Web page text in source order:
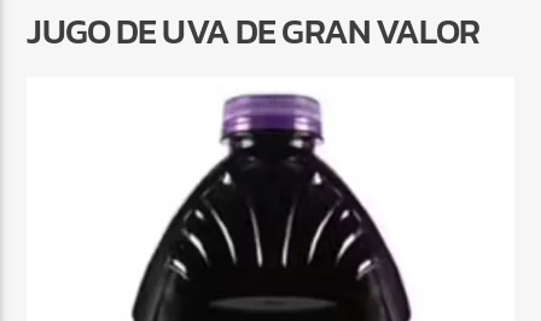
JUGO DE UVA DE GRAN VALOR